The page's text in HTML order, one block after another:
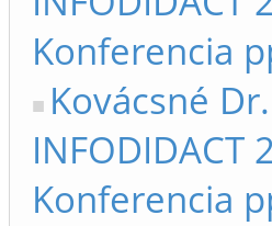
Konferencia
Kovácsné
Konferencia